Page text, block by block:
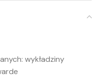
wykładziny